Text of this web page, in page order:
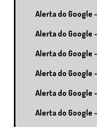
Alerta do Google
Alerta do Google
Alerta do Google
Alerta do Google
Alerta do Google
Alerta do Google